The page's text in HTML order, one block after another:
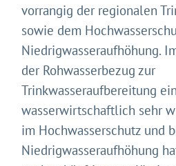
vorrangig der regionalen
sowie dem
Niedrigwasseraufhöhung.
der Rohwasserbezug zur
Trinkwasseraufbereitung
wasserwirtschaftlich sehr
im Hochwasserschutz und
Niedrigwasseraufhöhung